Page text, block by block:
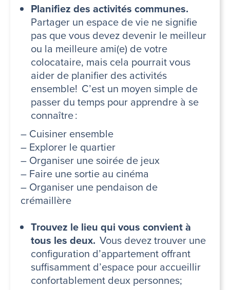
Planifiez des activités communes.
Partager un espace de vie ne signifie
pas que vous devez devenir le meilleur
ou la meilleure ami(e) de votre
colocataire, mais cela pourrait vous
aider de planifier des activités
ensemble! C’est un moyen simple de
passer du temps pour apprendre à se
connaître :
– Cuisiner ensemble
– Explorer le quartier
– Organiser une soirée de jeux
– Faire une sortie au cinéma
– Organiser une pendaison de
crémaillère
Trouvez le lieu qui vous convient à
tous les deux. Vous devez trouver une
configuration d’appartement offrant
suffisamment d’espace pour accueillir
confortablement deux personnes;